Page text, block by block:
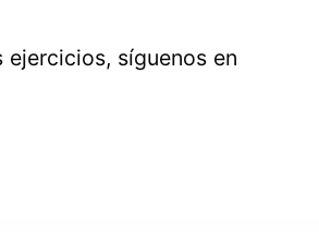
ejercicios, síguenos en